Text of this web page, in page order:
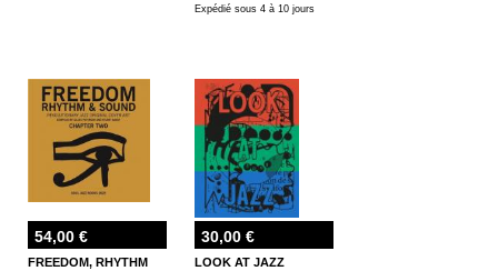
Expédié sous 4 à 10 jours
54,00 €
FREEDOM, RHYTHM
30,00 €
LOOK AT JAZZ